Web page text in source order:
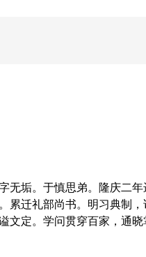
无垢。于慎思弟。隆庆二
累迁礼部尚书。明习典制
文定。学问贯穿百家，通